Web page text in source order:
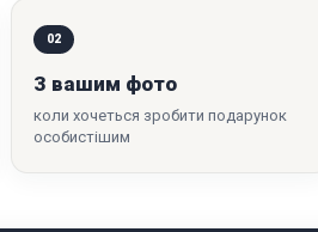
02
З вашим фото
коли хочеться зробити подарунок
особистішим